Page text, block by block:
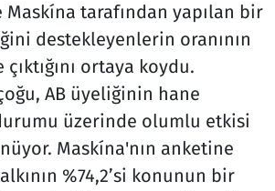
Maskína tarafından yapılan bir
destekleyenlerin oranının
ortaya koydu.
AB üyeliğinin hane
üzerinde olumlu etkisi
Maskína'nın anketine
%74,2’si konunun bir